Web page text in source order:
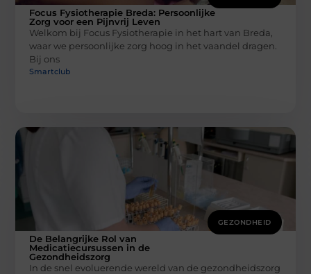
Focus Fysiotherapie Breda: Persoonlijke
Zorg voor een Pijnvrij Leven
Welkom bij Focus Fysiotherapie in het hart van Breda,
waar we persoonlijke zorg hoog in het vaandel dragen.
Bij ons
Smartclub
GEZONDHEID
De Belangrijke Rol van
Medicatiecursussen in de
Gezondheidszorg
In de snel evoluerende wereld van de gezondheidszorg